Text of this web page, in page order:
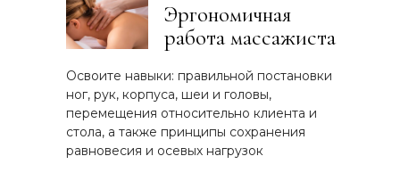
Эргономичная
работа массажиста
Освоите навыки: правильной постановки
ног, рук, корпуса, шеи и головы,
перемещения относительно клиента и
стола, а также принципы сохранения
равновесия и осевых нагрузок